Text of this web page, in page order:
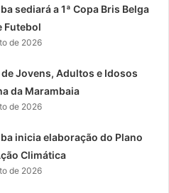
sediará a 1ª Copa Bris Belga
Futebol
de 2026
Jovens, Adultos e Idosos
da Marambaia
de 2026
inicia elaboração do Plano
Climática
de 2026